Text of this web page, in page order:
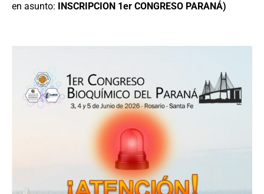
en asunto:
INSCRIPCION 1er CONGRESO PARANÁ)